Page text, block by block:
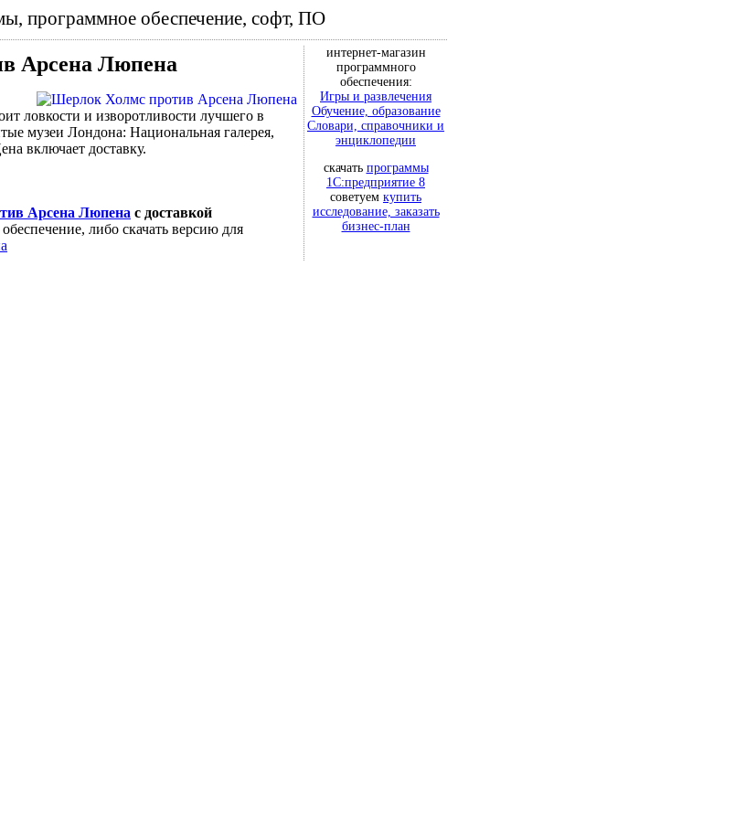
программное обеспечение, софт, ПО
Арсена Люпена
ловкости и изворотливости лучшего в
музеи Лондона: Национальная галерея,
включает доставку.
Арсена Люпена с доставкой
либо скачать версию для
интернет-магазин
программного
обеспечения:
Игры и развлечения
Обучение, образование
Словари, справочники и
энциклопедии
скачать программы
1С:предприятие 8
советуем купить
исследование, заказать
бизнес-план